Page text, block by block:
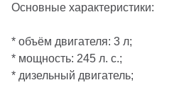
Основные характеристики:
* объём двигателя: 3 л;
* мощность: 245 л. с.;
* дизельный двигатель;